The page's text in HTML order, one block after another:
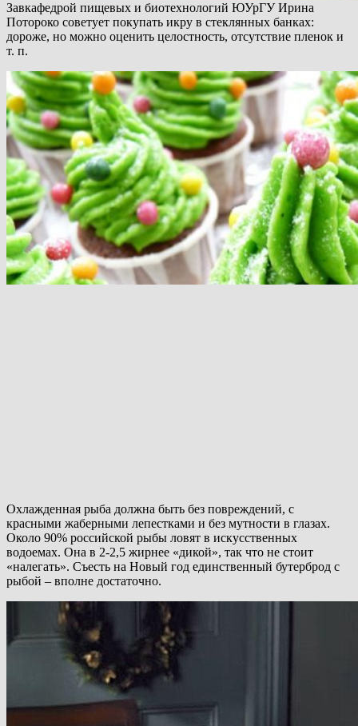
Завкафедрой пищевых и биотехнологий ЮУрГУ Ирина
Потороко советует покупать икру в стеклянных банках:
дороже, но можно оценить целостность, отсутствие пленок и
т. п.
Охлажденная рыба должна быть без повреждений, с
красными жаберными лепестками и без мутности в глазах.
Около 90% российской рыбы ловят в искусственных
водоемах. Она в 2-2,5 жирнее «дикой», так что не стоит
«налегать». Съесть на Новый год единственный бутерброд с
рыбой – вполне достаточно.